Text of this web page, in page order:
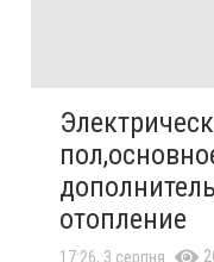
отопление
17:26, 3 серпня